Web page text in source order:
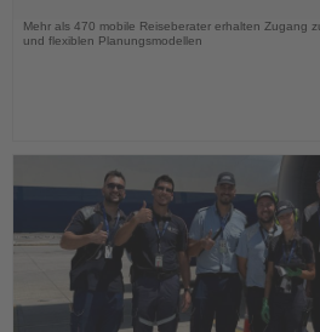
Mehr als 470 mobile Reiseberater erhalten Zugang
und flexiblen Planungsmodellen